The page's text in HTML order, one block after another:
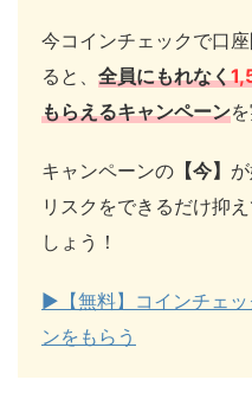
今コインチェックで口
ると、 全員にもれなく
もらえるキャンペーン
キャンペーンの 【今】
リスクをできるだけ抑
しょう！
▶︎【無料】コインチェ
ンをもらう